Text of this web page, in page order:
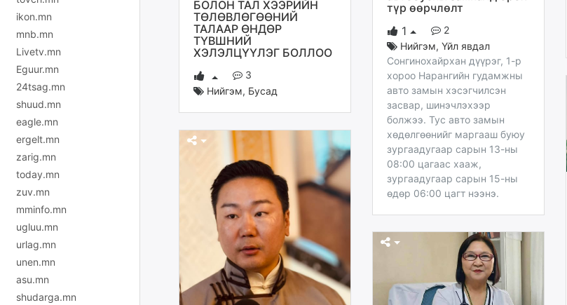
ikon.mn
mnb.mn
Livetv.mn
Eguur.mn
24tsag.mn
shuud.mn
eagle.mn
ergelt.mn
zarig.mn
today.mn
zuv.mn
mminfo.mn
ugluu.mn
urlag.mn
unen.mn
asu.mn
shudarga.mn
БОЛОН ТАЛ ХЭЭРИЙН
ТӨЛӨВЛӨГӨӨНИЙ
ТАЛААР ӨНДӨР
ТҮВШНИЙ
ХЭЛЭЛЦҮҮЛЭГ БОЛЛОО
3
Нийгэм, Бусад
түр өөрчлөлт
1
2
Нийгэм, Үйл явдал
Сонгинохайрхан дүүрэг, 1-р
хороо Нарангийн гудамжны
авто замын хэсэгчилсэн
засвар, шинэчлэхээр
болжээ. Тус авто замын
хөдөлгөөнийг маргааш буюу
зургаадугаар сарын 13-ны
08:00 цагаас хааж,
зургаадугаар сарын 15-ны
өдөр 06:00 цагт нээнэ.